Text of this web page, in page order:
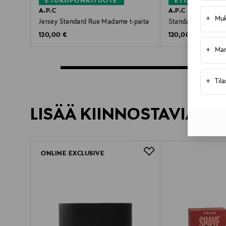
+
+
+
A.P.C
Jersey Standard Rue Madame t-paita
Original Price
120,00 €
A.P.C
Standard Rue
Original Price
120,00 €
LISÄÄ KIINNOSTAVIA
ONLINE EXCLUSIVE